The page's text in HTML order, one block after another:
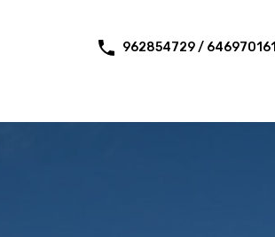
962854729 / 646970161